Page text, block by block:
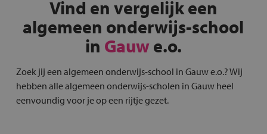
Vind en vergelijk een
algemeen onderwijs-school
in Gauwe.o.
Zoek jij een algemeen onderwijs-school in Gauw e.o.? Wij
hebben alle algemeen onderwijs-scholen in Gauw heel
eenvoundig voor je op een rijtje gezet.